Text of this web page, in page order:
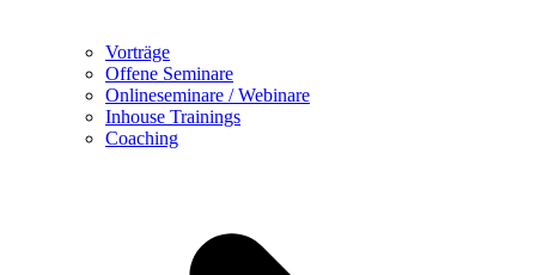
Vorträge
Offene Seminare
Onlineseminare / Webinare
Inhouse Trainings
Coaching